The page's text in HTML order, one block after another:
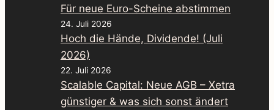
Für neue Euro-Scheine abstimmen
24. Juli 2026
Hoch die Hände, Dividende! (Juli
2026)
22. Juli 2026
Scalable Capital: Neue AGB – Xetra
günstiger & was sich sonst ändert